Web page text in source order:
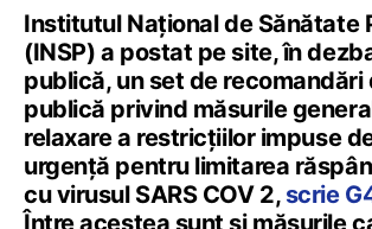
Institutul Național de Sănătate
(INSP) a postat pe site, în
publică, un set de
publică privind măsurile
relaxare a restricțiilor impuse
urgență pentru limitarea
cu virusul SARS COV 2, scrie
Între acestea sunt și măsurile